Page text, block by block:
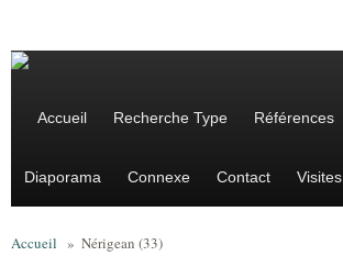
Accueil Recherche Type Références
Diaporama Connexe Contact Visites
Accueil » Nérigean (33)